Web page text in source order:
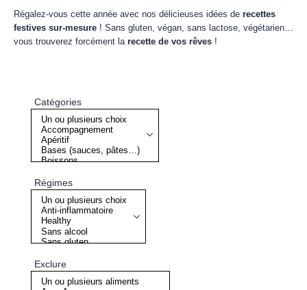
Régalez-vous cette année avec nos délicieuses idées de recettes
festives sur-mesure ! Sans gluten, végan, sans lactose, végétarien…
vous trouverez forcément la recette de vos rêves !
Catégories
Régimes
Exclure